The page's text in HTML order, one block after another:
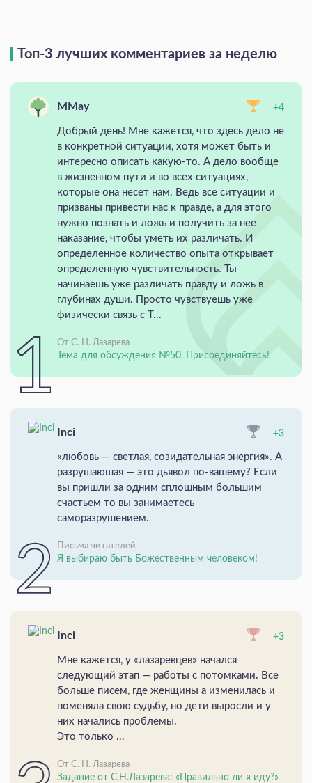
Топ-3 лучших комментариев за неделю
MMay +4
Добрый день! Мне кажется, что здесь дело не
в конкретной ситуации, хотя может быть и
интересно описать какую-то. А дело вообще
в жизненном пути и во всех ситуациях,
которые она несет нам. Ведь все ситуации и
призваны привести нас к правде, а для этого
нужно познать и ложь и получить за нее
наказание, чтобы уметь их различать. И
определенное количество опыта открывает
определенную чувствительность. Ты
начинаешь уже различать правду и ложь в
глубинах души. Просто чувствуешь уже
физически связь с Т...
От С. Н. Лазарева
Тема для обсуждения №50. Присоединяйтесь!
Inci +3
«любовь — светлая, созидательная энергия». А
разрушаюшая — это дьявол по-вашему? Если
вы пришли за одним сплошным большим
счастьем то вы занимаетесь
саморазрушением.
Письма читателей
Я выбираю быть Божественным человеком!
Inci +3
Мне кажется, у «лазаревцев» начался
следующий этап — работы с потомками. Все
больше писем, где женщины а изменилась и
поменяла свою судьбу, но дети выросли и у
них начались проблемы.
Это только ...
От С. Н. Лазарева
Задание от С.Н.Лазарева: «Правильно ли я иду?»